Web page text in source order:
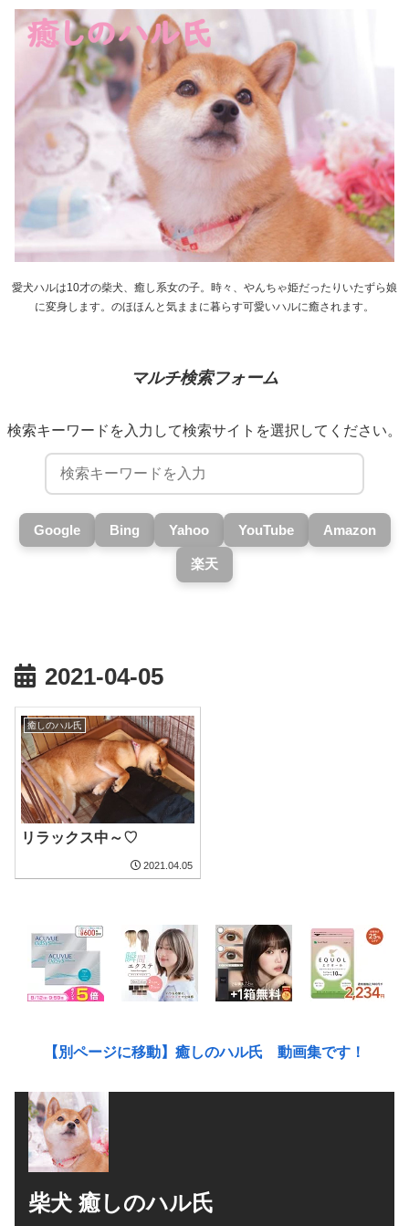
愛犬ハルは10才の柴犬、癒し系女の子。時々、やんちゃ姫だったりいたずら娘
に変身します。のほほんと気ままに暮らす可愛いハルに癒されます。
マルチ検索フォーム
検索キーワードを入力して検索サイトを選択してください。
Google Bing Yahoo YouTube Amazon
楽天
2021-04-05
癒しのハル氏
リラックス中～♡
2021.04.05
【別ページに移動】癒しのハル氏 動画集です！
柴犬 癒しのハル氏